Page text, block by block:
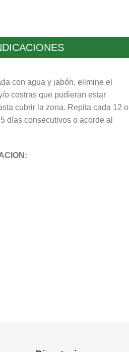
con agua y jabón, elimine el
o costras que pudieran estar
cubrir la zona. Repita cada 12 o
días consecutivos o acorde al